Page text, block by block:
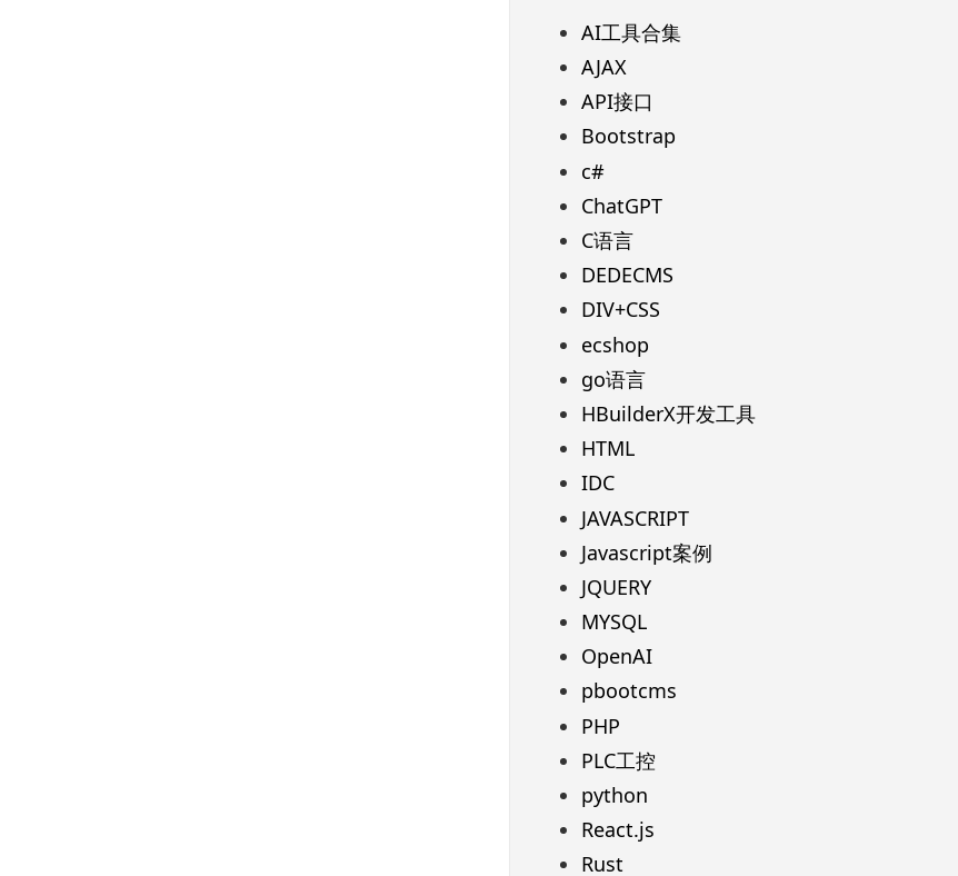
AI工具合集
AJAX
API接口
Bootstrap
c#
ChatGPT
C语言
DEDECMS
DIV+CSS
ecshop
go语言
HBuilderX开发工具
HTML
IDC
JAVASCRIPT
Javascript案例
JQUERY
MYSQL
OpenAI
pbootcms
PHP
PLC工控
python
React.js
Rust